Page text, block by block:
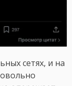
сетях, и на